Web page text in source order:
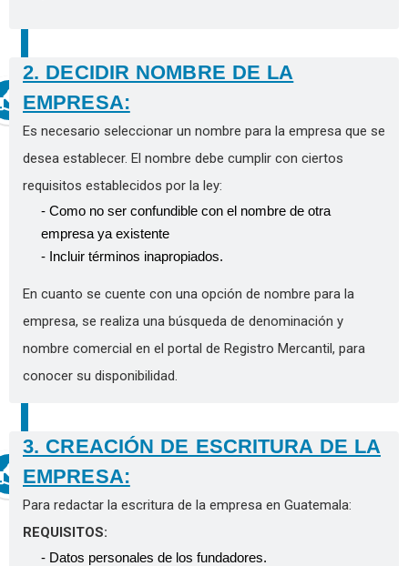
2. DECIDIR NOMBRE DE LA
EMPRESA:
Es necesario seleccionar un nombre para la empresa que se
desea establecer. El nombre debe cumplir con ciertos
requisitos establecidos por la ley:
- Como no ser confundible con el nombre de otra
empresa ya existente
- Incluir términos inapropiados.
En cuanto se cuente con una opción de nombre para la
empresa, se realiza una búsqueda de denominación y
nombre comercial en el portal de Registro Mercantil, para
conocer su disponibilidad.
3. CREACIÓN DE ESCRITURA DE LA
EMPRESA:
Para redactar la escritura de la empresa en Guatemala:
REQUISITOS:
- Datos personales de los fundadores.